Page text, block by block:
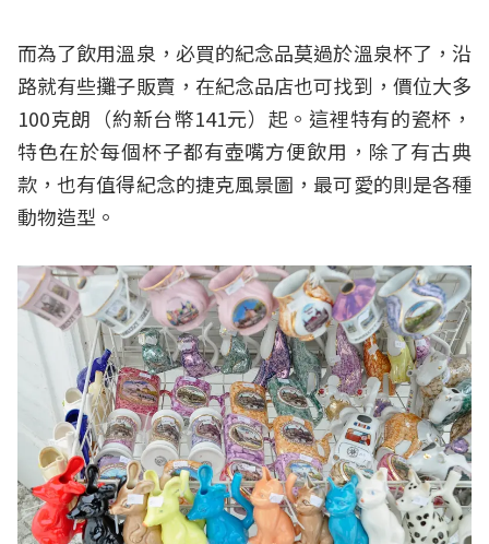
而為了飲用溫泉，必買的紀念品莫過於溫泉杯了，沿
路就有些攤子販賣，在紀念品店也可找到，價位大多
100克朗（約新台幣141元）起。這裡特有的瓷杯，
特色在於每個杯子都有壺嘴方便飲用，除了有古典
款，也有值得紀念的捷克風景圖，最可愛的則是各種
動物造型。